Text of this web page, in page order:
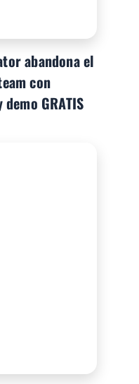
abandona el
con
GRATIS